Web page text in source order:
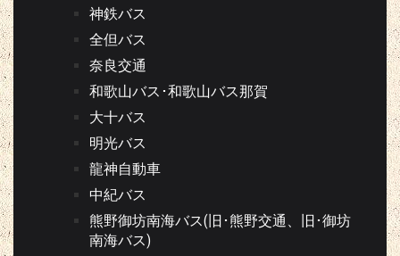
神鉄バス
全但バス
奈良交通
和歌山バス･和歌山バス那賀
大十バス
明光バス
龍神自動車
中紀バス
熊野御坊南海バス(旧･熊野交通、旧･御坊
南海バス)